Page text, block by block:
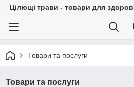
Цілющі трави - товари для
Товари та послуги
Товари та послуги